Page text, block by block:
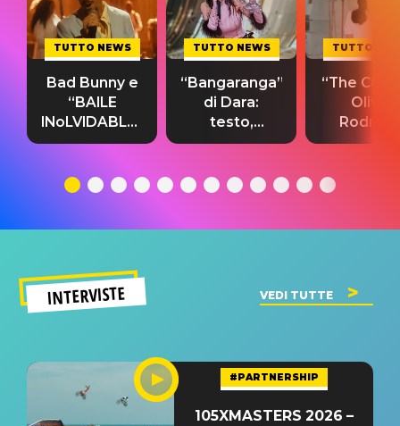
TUTTO NEWS
Bad Bunny e
“BAILE
INoLVIDABLE”:
testo,
significato
TUTTO NEWS
“Bangaranga”
di Dara:
testo,
traduzione e
del singolo
TUTTO
“The
Olivia
testo,
INTERVISTE VEDI TUTTE
#PARTNERSHIP
105XMASTERS 2026 –